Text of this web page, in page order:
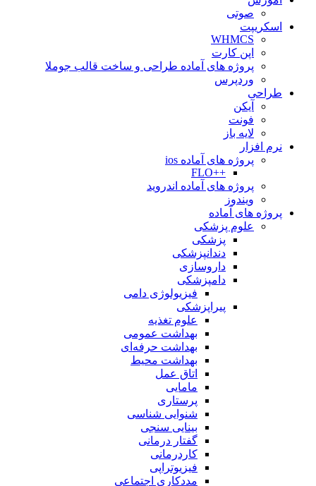
صوتی
اسکریپت
WHMCS
اپن کارت
پروژه های آماده طراحی و ساخت قالب جوملا
وردپرس
طراحی
آیکن
فونت
لایه باز
نرم افزار
پروژه های آماده ios
++FLO
پروژه های آماده اندروید
ویندوز
پروژه های آماده
علوم پزشکی
پزشکی
دندانپزشکی
داروسازی
دامپزشکی
فیزیولوژی دامی
پیراپزشکی
علوم تغذیه
بهداشت عمومی
بهداشت حرفه‌ای
بهداشت محیط
اتاق عمل
مامایی
پرستاری
شنوایی شناسی
بینایی سنجی
گفتار درمانی
کاردرمانی
فیزیوتراپی
مددکاری اجتماعی